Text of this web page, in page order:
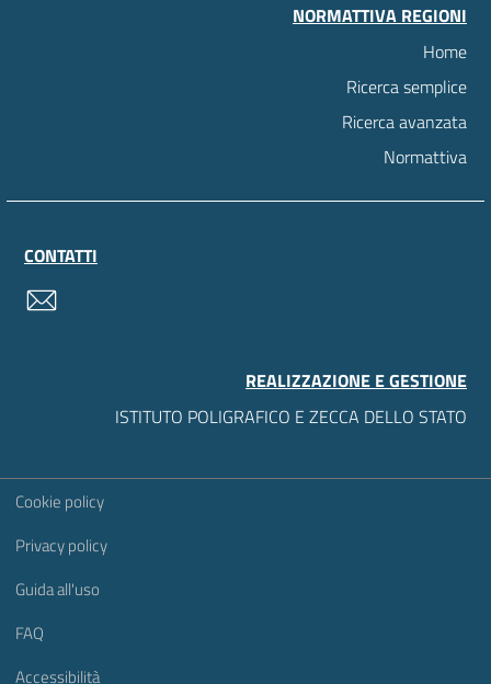
NORMATTIVA REGIONI
Home
Ricerca semplice
Ricerca avanzata
Normattiva
CONTATTI
REALIZZAZIONE E GESTIONE
ISTITUTO POLIGRAFICO E ZECCA DELLO STATO
Sezione Link Utili
Cookie policy
Privacy policy
Guida all'uso
FAQ
Accessibilità